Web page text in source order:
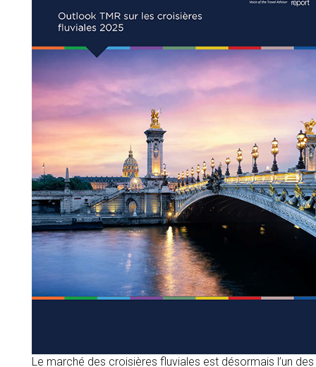
Le marché des croisières fluviales est désormais l’un des